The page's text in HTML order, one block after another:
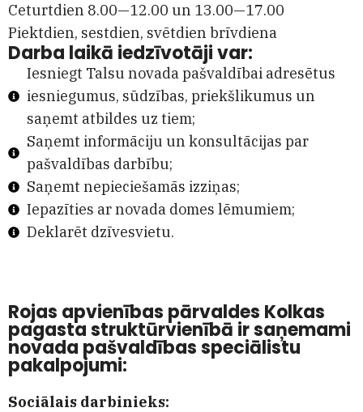
Ceturtdien 8.00—12.00 un 13.00—17.00
Piektdien, sestdien, svētdien brīvdiena
Darba laikā iedzīvotāji var:
Iesniegt Talsu novada pašvaldībai adresētus
iesniegumus, sūdzības, priekšlikumus un
saņemt atbildes uz tiem;
Saņemt informāciju un konsultācijas par
pašvaldības darbību;
Saņemt nepieciešamās izziņas;
Iepazīties ar novada domes lēmumiem;
Deklarēt dzīvesvietu.
Rojas apvienības pārvaldes Kolkas
pagasta struktūrvienībā ir saņemami
novada pašvaldības speciālistu
pakalpojumi:
Sociālais darbinieks: